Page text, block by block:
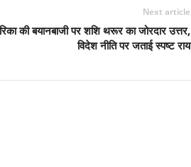
Next article
की बयानबाजी पर शशि थरूर का जोरदार उत्तर,
विदेश नीति पर जताई स्पष्ट राय